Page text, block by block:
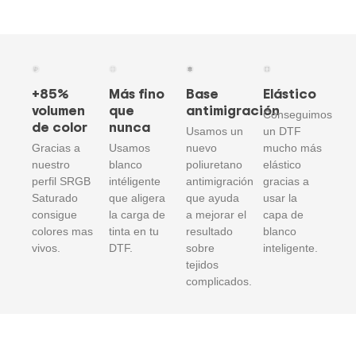
+85%
volumen
de color
Gracias a
nuestro
perfil SRGB
Saturado
consigue
colores mas
vivos.
Más fino
que
nunca
Usamos
blanco
intéligente
que aligera
la carga de
tinta en tu
DTF.
Base
antimigración
Usamos un
nuevo
poliuretano
antimigración
que ayuda
a mejorar el
resultado
sobre
tejidos
complicados.
Elástico
Conseguimos
un DTF
mucho más
elástico
gracias a
usar la
capa de
blanco
inteligente.